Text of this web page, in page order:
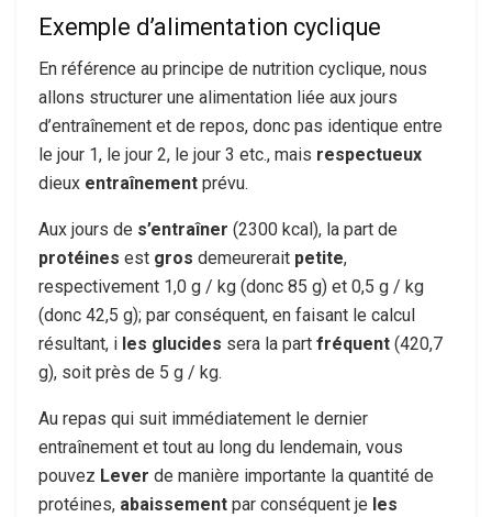
Exemple d’alimentation cyclique
En référence au principe de nutrition cyclique, nous
allons structurer une alimentation liée aux jours
d’entraînement et de repos, donc pas identique entre
le jour 1, le jour 2, le jour 3 etc., mais respectueux
dieux entraînement prévu.
Aux jours de s’entraîner (2300 kcal), la part de
protéines est gros demeurerait petite,
respectivement 1,0 g / kg (donc 85 g) et 0,5 g / kg
(donc 42,5 g); par conséquent, en faisant le calcul
résultant, i les glucides sera la part fréquent (420,7
g), soit près de 5 g / kg.
Au repas qui suit immédiatement le dernier
entraînement et tout au long du lendemain, vous
pouvez Lever de manière importante la quantité de
protéines, abaissement par conséquent je les